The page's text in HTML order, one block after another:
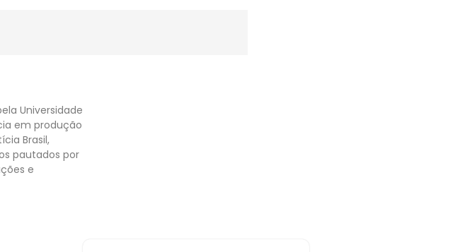
Universidade
em produção
Brasil,
pautados por
e